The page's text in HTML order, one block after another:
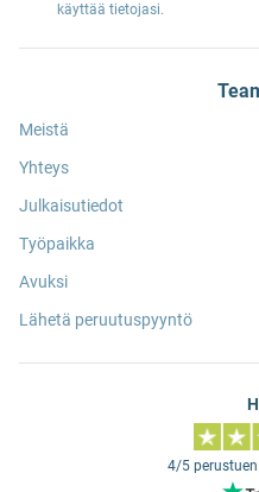
käyttää tietojasi.
Meistä
Yhteys
Julkaisutiedot
Työpaikka
Avuksi
Lähetä peruutuspyyntö
4/5 perustuen